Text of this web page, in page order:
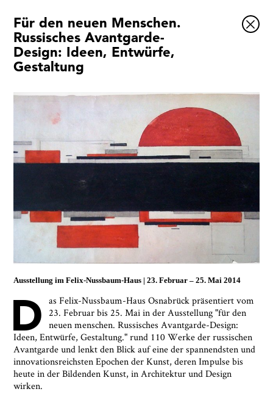
Für den neuen Menschen.
Russisches Avantgarde-
Design: Ideen, Entwürfe,
Gestaltung
Ausstellung imFelix-Nussbaum-Haus 23. Februar –25. Mai 2014
D as Felix-Nussbaum-Haus Osnabrück präsentiert vom
23. Februar bis 25. Mai in der Ausstellung "für den
neuen menschen. Russisches Avantgarde-Design:
Ideen, Entwürfe, Gestaltung." rund 110 Werke der russischen
Avantgarde und lenkt den Blick auf eine der spannendsten und
innovationsreichsten Epochen der Kunst, deren Impulse bis
heute in der Bildenden Kunst, in Architektur und Design
wirken.
Ausstellungen
Veranstaltungen
Vermittlung
Besuch
Kontakt
Schließen